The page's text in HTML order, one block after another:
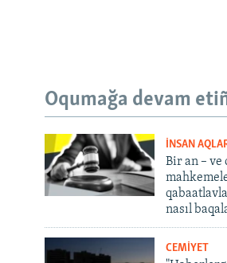
Oqumağa devam
İNSAN
Bir an – ve
nasıl
CEMİYET